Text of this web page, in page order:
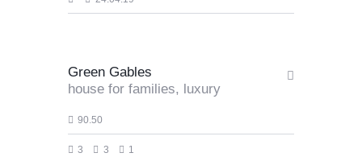
$35.000/square m
Green Gables
house for families, luxury
90.50
3 3 1